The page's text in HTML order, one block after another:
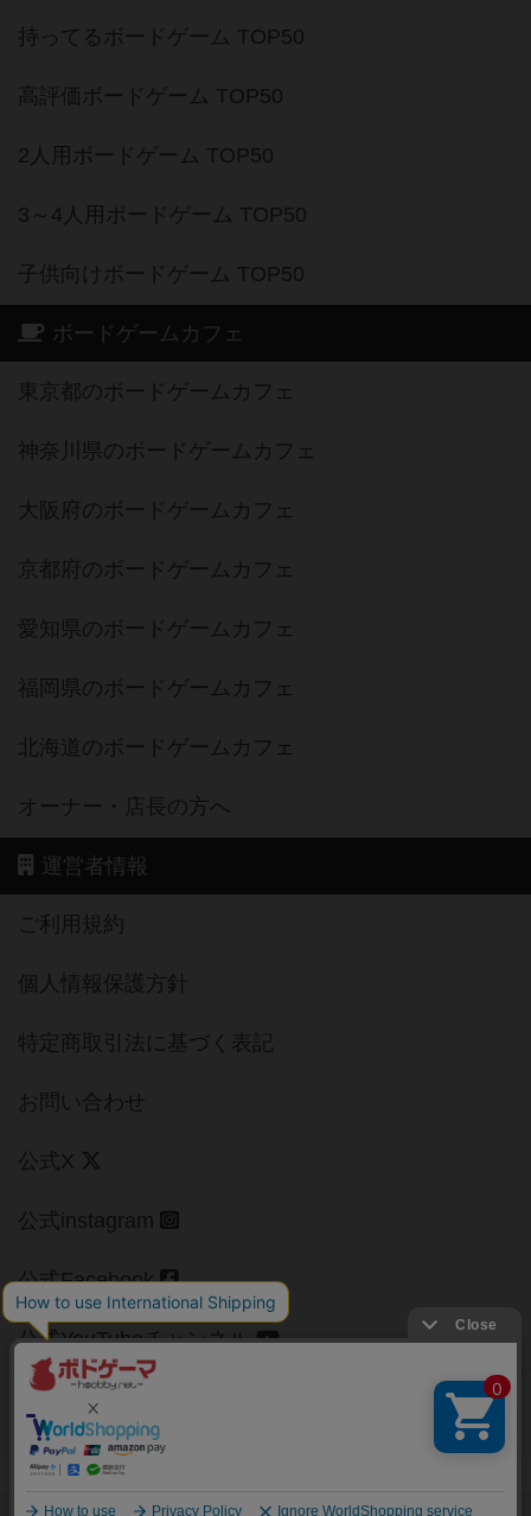
持ってるボードゲーム TOP50
高評価ボードゲーム TOP50
2人用ボードゲーム TOP50
3～4人用ボードゲーム TOP50
子供向けボードゲーム TOP50
ボードゲームカフェ
東京都のボードゲームカフェ
神奈川県のボードゲームカフェ
大阪府のボードゲームカフェ
京都府のボードゲームカフェ
愛知県のボードゲームカフェ
福岡県のボードゲームカフェ
北海道のボードゲームカフェ
オーナー・店長の方へ
運営者情報
ご利用規約
個人情報保護方針
特定商取引法に基づく表記
お問い合わせ
公式X
公式instagram
公式Facebook
公式YouTubeチャンネル